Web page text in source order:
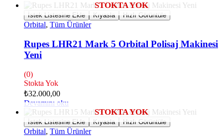
İstek Listesine Ekle Kıyasla Hızlı Görüntüle
Orbital, Tüm Ürünler
Rupes LHR21 Mark 5 Orbital Polisaj Makinesi
Yeni
(0)
Stokta Yok
₺32.000,00
Devamını oku
İstek Listesine Ekle Kıyasla Hızlı Görüntüle
Orbital, Tüm Ürünler